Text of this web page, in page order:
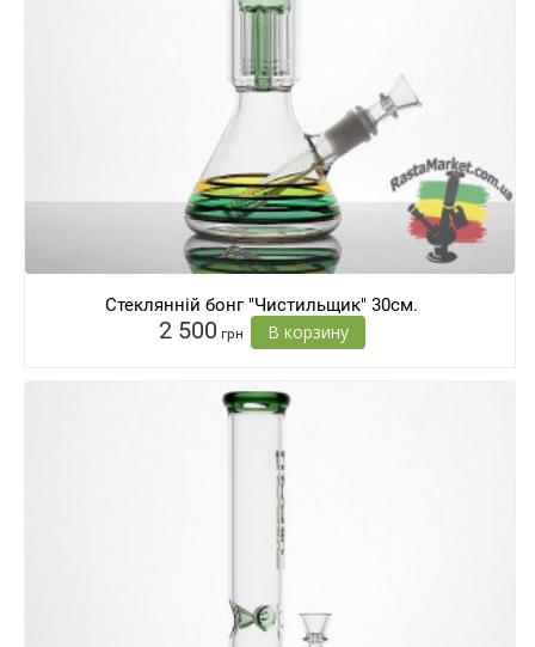
Стеклянній бонг "Чистильщик" 30см.
2 500 грн В корзину